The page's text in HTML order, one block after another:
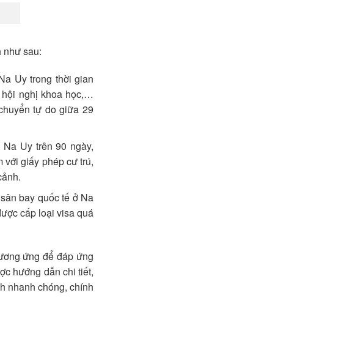
như sau:
Uy trong thời gian
hội nghị khoa học,…
tự do giữa 29
Uy trên 90 ngày,
với giấy phép cư trú,
bay quốc tế ở Na
cấp loại visa quá
ứng để đáp ứng
hướng dẫn chi tiết,
nhanh chóng, chính